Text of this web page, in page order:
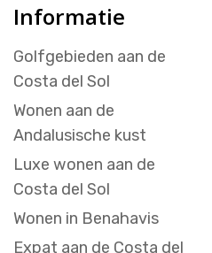
Informatie
Golfgebieden aan de
Costa del Sol
Wonen aan de
Andalusische kust
Luxe wonen aan de
Costa del Sol
Wonen in Benahavis
Expat aan de Costa del